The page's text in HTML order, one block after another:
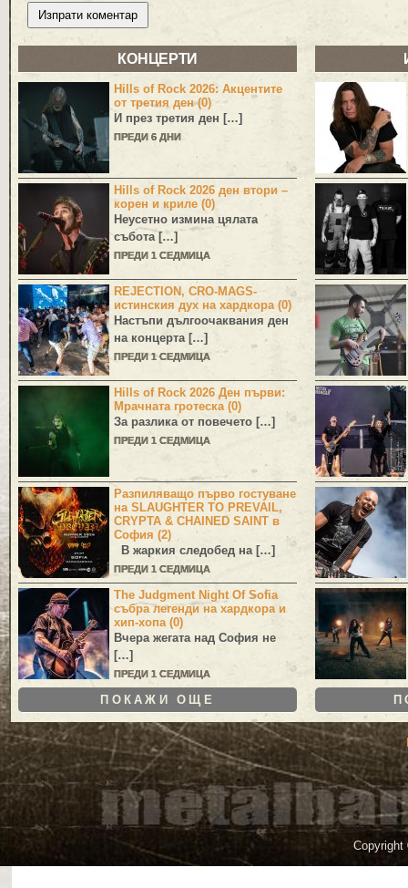
КОНЦЕРТИ
Hills of Rock 2026: Акцентите
от третия ден (0)
И през третия ден […]
ПРЕДИ 6 ДНИ
Hills of Rock 2026 ден втори –
корен и криле (0)
Неусетно измина цялата
събота […]
ПРЕДИ 1 СЕДМИЦА
REJECTION, CRO-MAGS-
истинския дух на хардкора (0)
Настъпи дългоочаквания ден
на концерта […]
ПРЕДИ 1 СЕДМИЦА
Hills of Rock 2026 Ден първи:
Мрачната гротеска (0)
За разлика от повечето […]
ПРЕДИ 1 СЕДМИЦА
Разпиляващо първо гостуване
на SLAUGHTER TO PREVAIL,
CRYPTA & CHAINED SAINT в
София (2)
В жаркия следобед на […]
ПРЕДИ 1 СЕДМИЦА
The Judgment Night Of Sofia
събра легенди на хардкора и
хип-хопа (0)
Вчера жегата над София не
[…]
ПРЕДИ 1 СЕДМИЦА
ПОКАЖИ ОЩЕ